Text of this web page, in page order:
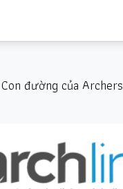
đường của Archers